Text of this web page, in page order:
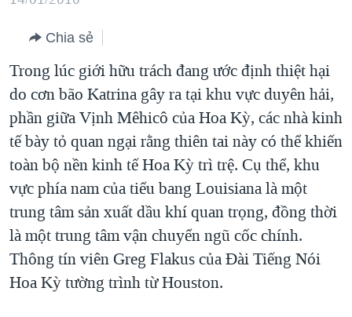
dung
chính
điều
hướng
chính
Đi
tới
"Tìm"
BLOG
DIỄN ĐÀN
MỤC
TỰ DO BÁO CHÍ
VẠCH TRẦN TIN GIẢ
NGƯỜI VIỆT HẢI NGOẠI
ĐỜI SỐNG
KINH TẾ
KHOA HỌC
CHUYÊN ĐỀ
CHIẾN TRANH THƯƠNG MẠI CỦA MỸ: QUÁ KHỨ VÀ HIỆN
HÀNH TRÌNH BẦU CỬ 2024
MỘT NĂM CHIẾN TRANH TẠI DẢI GAZA
GIẢI MÃ VÀNH ĐAI & CON ĐƯỜNG
NGÀY TỊ NẠN THẾ GIỚI
HỌC TIẾNG ANH
VIDEO
NGHE
MẠNG XÃ HỘI
Chia sẻ
Trong lúc giới hữu trách đang ước định thiệt hại
do cơn bão Katrina gây ra tại khu vực duyên hải,
phần giữa Vịnh Mêhicô của Hoa Kỳ, các nhà kinh
tế bày tỏ quan ngại rằng thiên tai này có thể khiến
toàn bộ nền kinh tế Hoa Kỳ trì trệ. Cụ thể, khu
vực phía nam của tiểu bang Louisiana là một
trung tâm sản xuất dầu khí quan trọng, đồng thời
là một trung tâm vận chuyển ngũ cốc chính.
Thông tín viên Greg Flakus của Đài Tiếng Nói
Hoa Kỳ tường trình từ Houston.